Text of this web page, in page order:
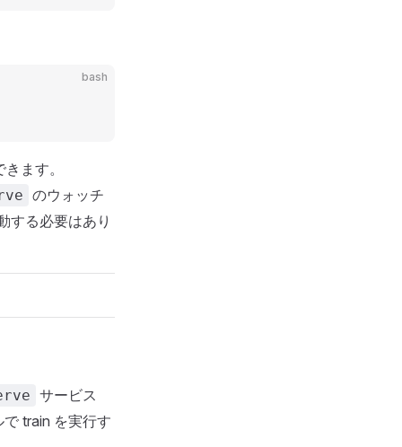
bash
ます。
のウォッチ
する必要はあり
サービス
train を実行す